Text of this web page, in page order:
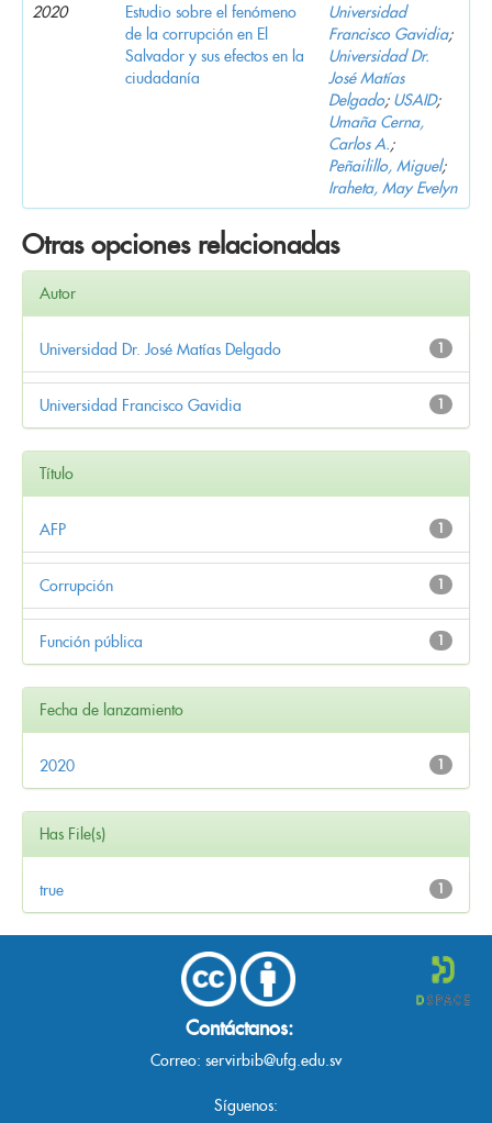
2020
Estudio sobre el fenómeno
de la corrupción en El
Salvador y sus efectos en la
ciudadanía
Universidad
Francisco Gavidia;
Universidad Dr.
José Matías
Delgado; USAID;
Umaña Cerna,
Carlos A.;
Peñailillo, Miguel;
Iraheta, May Evelyn
Otras opciones relacionadas
Autor
1
Universidad Dr. José Matías Delgado
1
Universidad Francisco Gavidia
Título
1
AFP
1
Corrupción
1
Función pública
Fecha de lanzamiento
1
2020
Has File(s)
1
true
Contáctanos:
Correo: servirbib@ufg.edu.sv
Síguenos: